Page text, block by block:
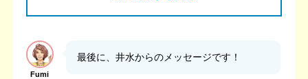
Fumi
最後に、井水からのメッセージです！